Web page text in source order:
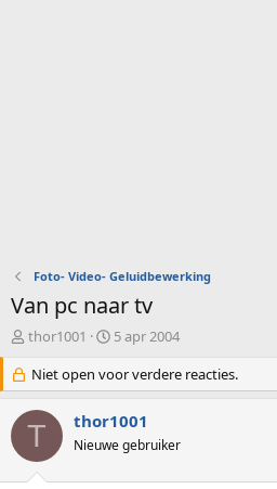
Foto- Video- Geluidbewerking
Van pc naar tv
O
d
e
r
w
thor1001
S
a
r
t
d
a
5 apr 2004
Niet open voor verdere reacties.
T thor1001
Nieuwe gebruiker